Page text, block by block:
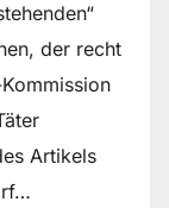
der recht
Artikels